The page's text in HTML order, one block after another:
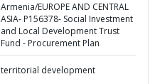
Armenia/EUROPE AND CENTRAL
ASIA- P156378- Social Investment
and Local Development Trust
Fund - Procurement Plan
territorial development